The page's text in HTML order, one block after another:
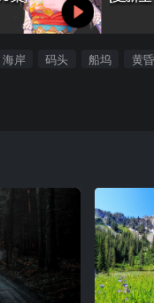
海岸 码头 船坞 黄昏